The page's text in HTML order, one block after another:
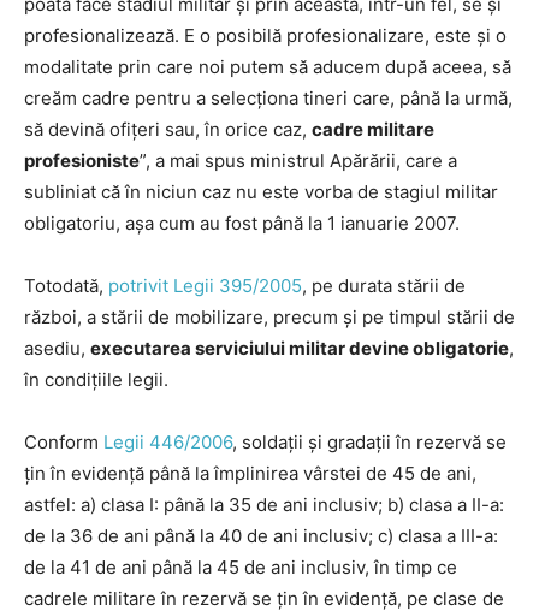
profesionalizează. E o posibilă profesionalizare, este şi o
modalitate prin care noi putem să aducem după aceea, să
creăm cadre pentru a selecţiona tineri care, până la urmă,
să devină ofiţeri sau, în orice caz, cadre militare
profesioniste”, a mai spus ministrul Apărării, care a
subliniat că în niciun caz nu este vorba de stagiul militar
obligatoriu, așa cum au fost până la 1 ianuarie 2007.
Totodată, potrivit Legii 395/2005, pe durata stării de
război, a stării de mobilizare, precum şi pe timpul stării de
asediu, executarea serviciului militar devine obligatorie,
în condiţiile legii.
Conform Legii 446/2006, soldaţii şi gradaţii în rezervă se
ţin în evidenţă până la împlinirea vârstei de 45 de ani,
astfel: a) clasa I: până la 35 de ani inclusiv; b) clasa a II-a:
de la 36 de ani până la 40 de ani inclusiv; c) clasa a III-a:
de la 41 de ani până la 45 de ani inclusiv, în timp ce
cadrele militare în rezervă se ţin în evidenţă, pe clase de